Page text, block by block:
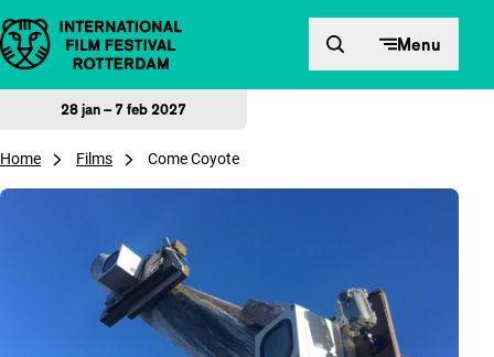
Direct naar inhoud Menu
28 jan – 7 feb 2027
Home Films Come Coyote